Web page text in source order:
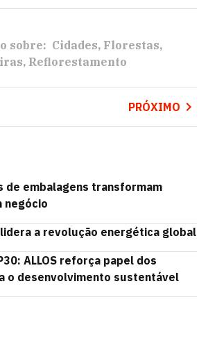
sobre: Cidades Florestas
Reflorestamento
PRÓXIMO
de embalagens transformam
negócio
a revolução energética global
ALLOS reforça papel dos
o desenvolvimento sustentável